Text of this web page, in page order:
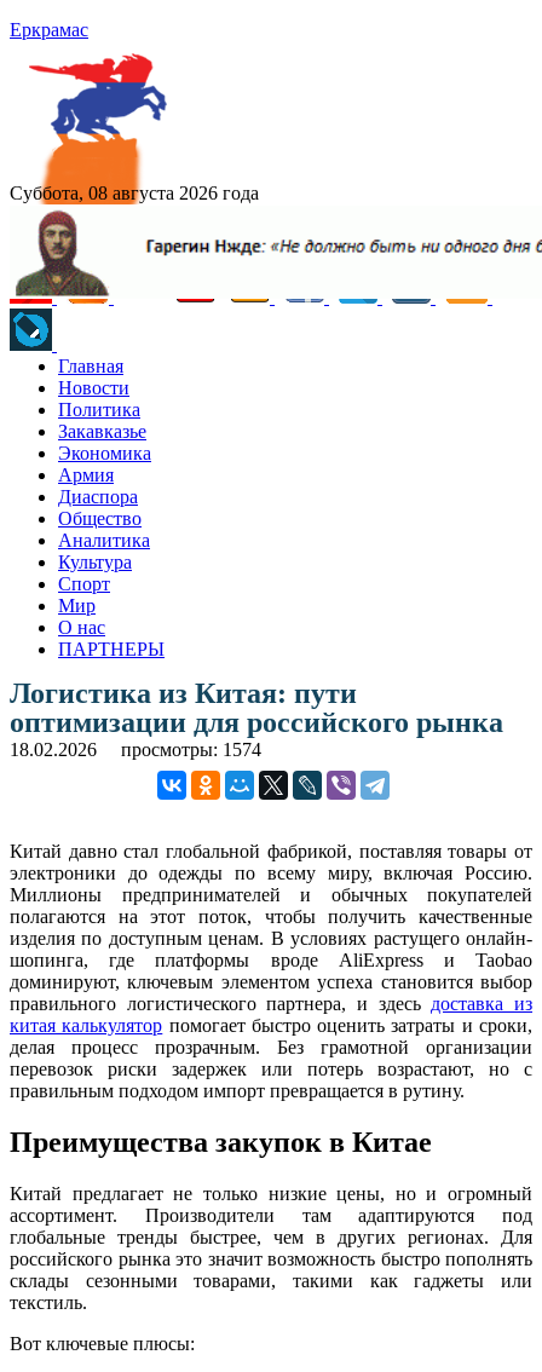
Еркрамас
Суббота, 08 августа 2026 года
Главная
Новости
Политика
Закавказье
Экономика
Армия
Диаспора
Общество
Аналитика
Культура
Спорт
Мир
О нас
ПАРТНЕРЫ
Логистика из Китая: пути
оптимизации для российского рынка
18.02.2026 просмотры: 1574
Китай давно стал глобальной фабрикой, поставляя товары от
электроники до одежды по всему миру, включая Россию.
Миллионы предпринимателей и обычных покупателей
полагаются на этот поток, чтобы получить качественные
изделия по доступным ценам. В условиях растущего онлайн-
шопинга, где платформы вроде AliExpress и Taobao
доминируют, ключевым элементом успеха становится выбор
правильного логистического партнера, и здесь доставка из
китая калькулятор помогает быстро оценить затраты и сроки,
делая процесс прозрачным. Без грамотной организации
перевозок риски задержек или потерь возрастают, но с
правильным подходом импорт превращается в рутину.
Преимущества закупок в Китае
Китай предлагает не только низкие цены, но и огромный
ассортимент. Производители там адаптируются под
глобальные тренды быстрее, чем в других регионах. Для
российского рынка это значит возможность быстро пополнять
склады сезонными товарами, такими как гаджеты или
текстиль.
Вот ключевые плюсы: